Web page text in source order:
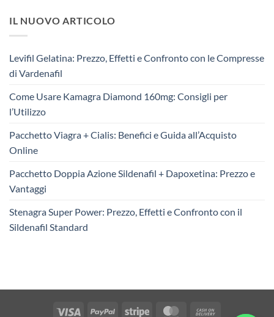
IL NUOVO ARTICOLO
Levifil Gelatina: Prezzo, Effetti e Confronto con le Compresse
di Vardenafil
Come Usare Kamagra Diamond 160mg: Consigli per
l’Utilizzo
Pacchetto Viagra + Cialis: Benefici e Guida all’Acquisto
Online
Pacchetto Doppia Azione Sildenafil + Dapoxetina: Prezzo e
Vantaggi
Stenagra Super Power: Prezzo, Effetti e Confronto con il
Sildenafil Standard
Visa PayPal Stripe MasterCard